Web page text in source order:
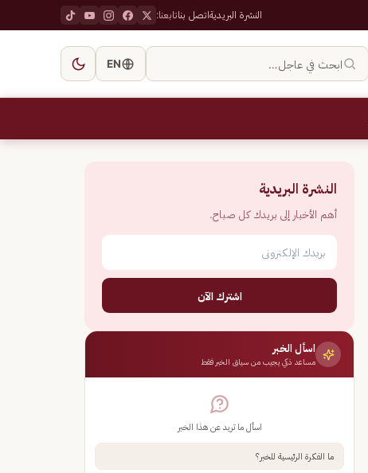
النشرة البريديةاتصل بناتابعنا:
ابحث في عاجل… EN
النشرة البريدية
أهم الأخبار إلى بريدك كل صباح.
اشترك الآن
اسأل الخبر
مساعد ذكي يجيب من سياق الخبر فقط
اسأل ما تريد عن هذا الخبر
ما الفكرة الرئيسية للخبر؟